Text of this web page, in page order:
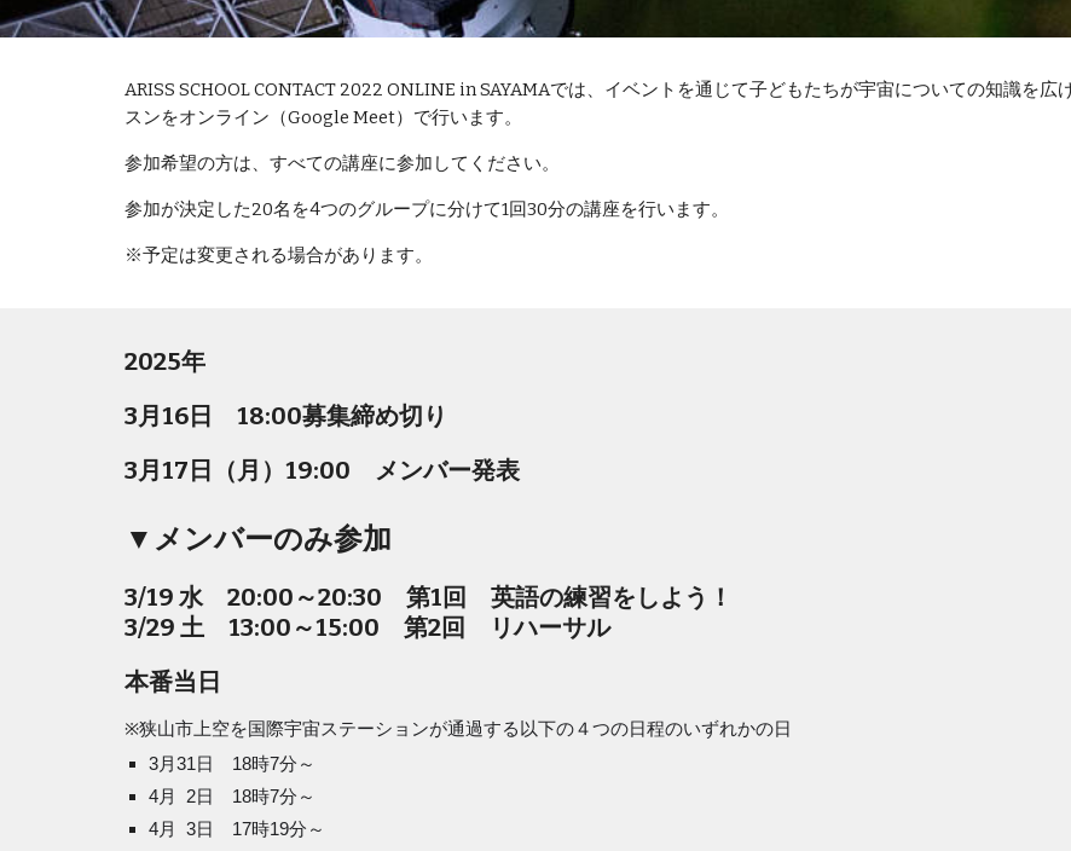
ARISS SCHOOL CONTACT 2022 ONLINE in SAYAMAでは、イベントを通じて子どもたちが宇宙についての知識を
スンをオンライン（Google Meet）で行います。
参加希望の方は、すべての講座に参加してください。
参加が決定した20名を4つのグループに分けて1回30分の講座を行います。
※予定は変更される場合があります。
2025年
3月16日 18:00募集締め切り
3月17日（月）19:00 メンバー発表
▼メンバーのみ参加
3/19 水 20:00～20:30 第1回 英語の練習をしよう！
3/29 土 13:00～15:00 第2回 リハーサル
本番当日
※狭山市上空を国際宇宙ステーションが通過する以下の４つの日程のいずれかの日
3月31日 18時7分～
4月 2日 18時7分～
4月 3日 17時19分～